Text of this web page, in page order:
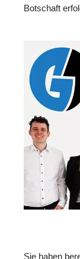
Botschaft
Sie haben